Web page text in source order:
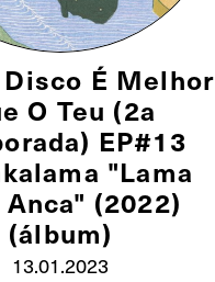
É Melhor
O Teu (2a
EP#13
"Lama
Anca" (2022)
(álbum)
13.01.2023